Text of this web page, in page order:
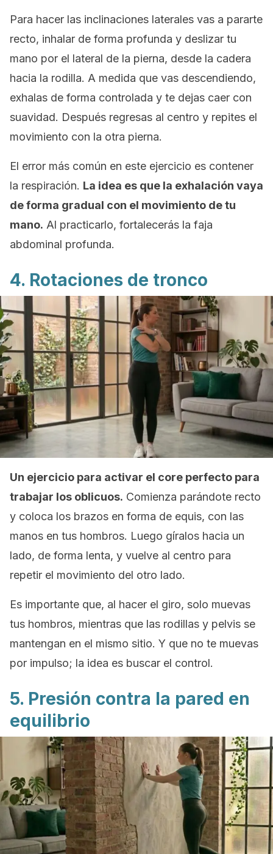
Para hacer las inclinaciones laterales vas a pararte
recto, inhalar de forma profunda y deslizar tu
mano por el lateral de la pierna, desde la cadera
hacia la rodilla. A medida que vas descendiendo,
exhalas de forma controlada y te dejas caer con
suavidad. Después regresas al centro y repites el
movimiento con la otra pierna.
El error más común en este ejercicio es contener
la respiración. La idea es que la exhalación vaya
de forma gradual con el movimiento de tu
mano. Al practicarlo, fortalecerás la faja
abdominal profunda.
4. Rotaciones de tronco
Un ejercicio para activar el core perfecto para
trabajar los oblicuos. Comienza parándote recto
y coloca los brazos en forma de equis, con las
manos en tus hombros. Luego gíralos hacia un
lado, de forma lenta, y vuelve al centro para
repetir el movimiento del otro lado.
Es importante que, al hacer el giro, solo muevas
tus hombros, mientras que las rodillas y pelvis se
mantengan en el mismo sitio. Y que no te muevas
por impulso; la idea es buscar el control.
5. Presión contra la pared en
equilibrio